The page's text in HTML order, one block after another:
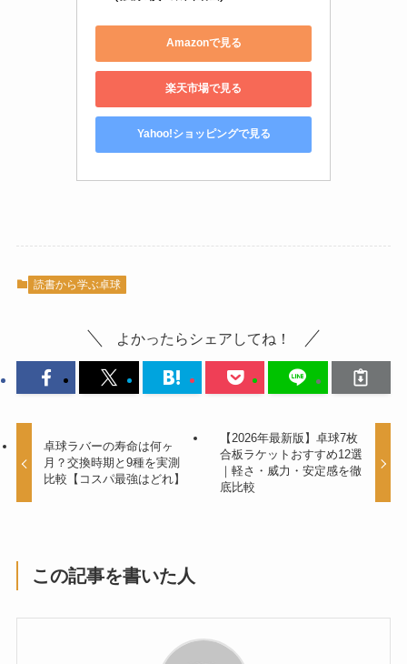
Amazonで見る
楽天市場で見る
Yahoo!ショッピングで見る
読書から学ぶ卓球
よかったらシェアしてね！
卓球ラバーの寿命は何ヶ
月？交換時期と9種を実測
比較【コスパ最強はどれ】
【2026年最新版】卓球7枚
合板ラケットおすすめ12選
｜軽さ・威力・安定感を徹
底比較
この記事を書いた人